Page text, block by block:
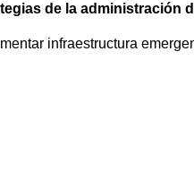
de la administración
infraestructura